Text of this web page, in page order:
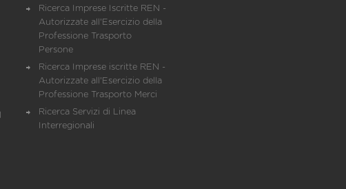
Ricerca Imprese Iscritte REN -
Autorizzate all'Esercizio della
Professione Trasporto
Persone
Ricerca Imprese iscritte REN -
Autorizzate all'Esercizio della
Professione Trasporto Merci
Ricerca Servizi di Linea
Interregionali